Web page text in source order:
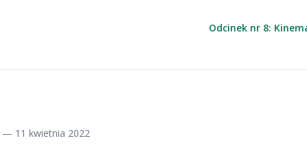
Odcinek nr 8:
— 11 kwietnia 2022